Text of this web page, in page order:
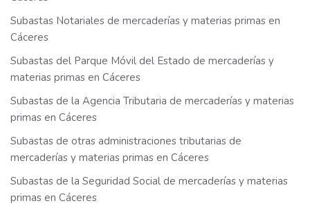
Subastas Notariales de mercaderías y materias primas en
Cáceres
Subastas del Parque Móvil del Estado de mercaderías y
materias primas en Cáceres
Subastas de la Agencia Tributaria de mercaderías y materias
primas en Cáceres
Subastas de otras administraciones tributarias de
mercaderías y materias primas en Cáceres
Subastas de la Seguridad Social de mercaderías y materias
primas en Cáceres